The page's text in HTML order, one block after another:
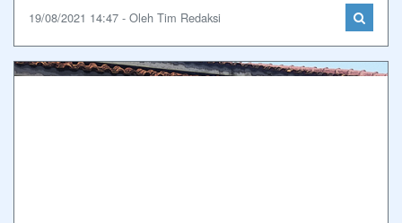
19/08/2021 14:47 - Oleh Tim Redaksi